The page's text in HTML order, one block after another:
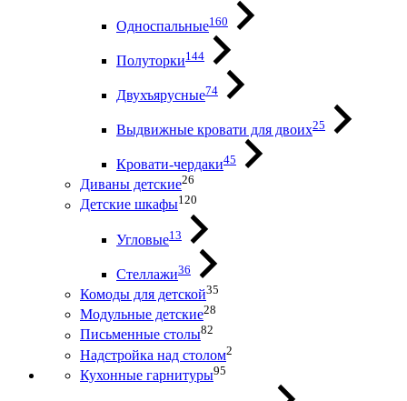
Односпальные160
Полуторки144
Двухъярусные74
Выдвижные кровати для двоих25
Кровати-чердаки45
Диваны детские26
Детские шкафы120
Угловые13
Стеллажи36
Комоды для детской35
Модульные детские28
Письменные столы82
Надстройка над столом2
Кухонные гарнитуры95